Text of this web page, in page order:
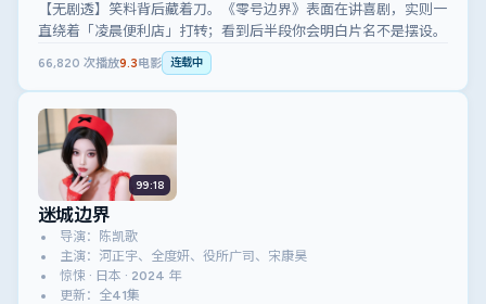
【无剧透】笑料背后藏着刀。《零号边界》表面在讲喜剧，实则一
直绕着「凌晨便利店」打转；看到后半段你会明白片名不是摆设。
66,820 次播放9.3电影 连载中
99:18
迷城边界
导演：陈凯歌
主演：河正宇、全度妍、役所广司、宋康昊
惊悚 · 日本 · 2024 年
更新：全41集